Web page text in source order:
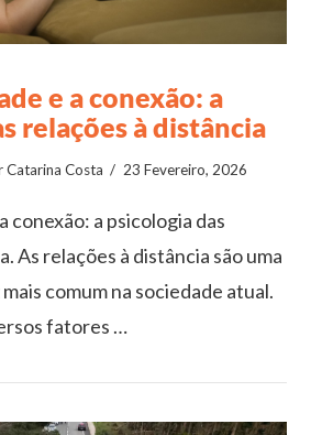
e a conexão: a
relações à distância
Catarina Costa 23 Fevereiro, 2026
conexão: a psicologia das
As relações à distância são uma
comum na sociedade atual.
fatores …